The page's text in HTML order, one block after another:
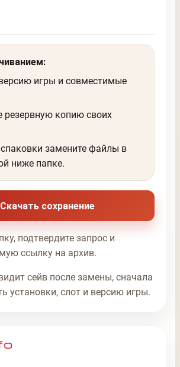
игры и совместимые
резервную копию своих
замените файлы в
ниже папке.
Скачать сохранение
подтвердите запрос и
ссылку на архив.
сейв после замены, сначала
установки, слот и версию игры.